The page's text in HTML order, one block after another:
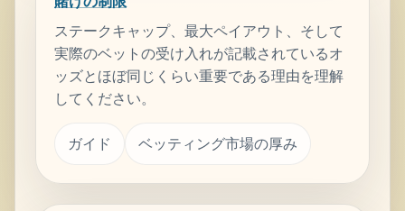
ステークキャップ、最大ペイアウト、そして
実際のベットの受け入れが記載されているオ
ッズとほぼ同じくらい重要である理由を理解
してください。
ガイド ベッティング市場の厚み